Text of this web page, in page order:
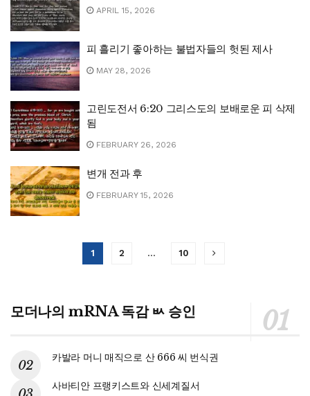
APRIL 15, 2026
피 흘리기 좋아하는 불법자들의 헛된 제사
MAY 28, 2026
고린도전서 6:20 그리스도의 보배로운 피 삭제
됨
FEBRUARY 26, 2026
변개 전과 후
FEBRUARY 15, 2026
1 2 … 10
모더나의 mRNA 독감 ㅄ 승인
카발라 머니 매직으로 산 666 씨 번식권
사바티안 프랭키스트와 신세계질서